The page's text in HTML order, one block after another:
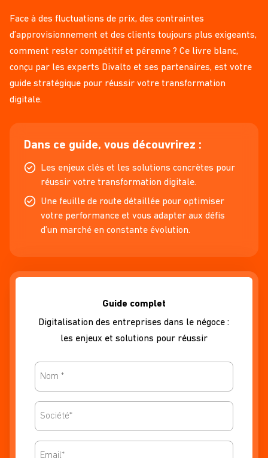
Face à des fluctuations de prix, des contraintes
d’approvisionnement et des clients toujours plus exigeants,
comment rester compétitif et pérenne ? Ce livre blanc,
conçu par les experts Divalto et ses partenaires, est votre
guide stratégique pour réussir votre transformation
digitale.
Dans ce guide, vous découvrirez :
Les enjeux clés et les solutions concrètes pour
réussir votre transformation digitale.
Une feuille de route détaillée pour optimiser
votre performance et vous adapter aux défis
d’un marché en constante évolution.
Guide complet
Digitalisation des entreprises dans le négoce :
les enjeux et solutions pour réussir
Nomcontact
Nomsociete
Email